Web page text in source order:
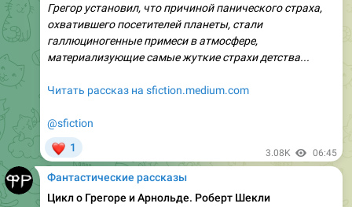
Грегор установил, что причиной панического страха,
охватившего посетителей планеты, стали
галлюциногенные примеси в атмосфере,
материализующие самые жуткие страхи детства...
Читать рассказ на sfiction.medium.com
@sfiction
1 3.08K 06:45
Фантастические рассказы
Цикл о Грегоре и Арнольде. Роберт Шекли